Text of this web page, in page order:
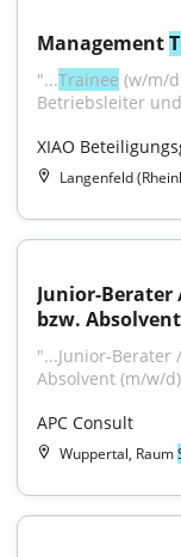
Management
"...Trainee (w/m/
Betriebsleiter
XIAO
Langenfeld
Junior-Berater
bzw.
"...Junior-Berater /
Absolvent (m/w/
APC Consult
Wuppertal, Raum